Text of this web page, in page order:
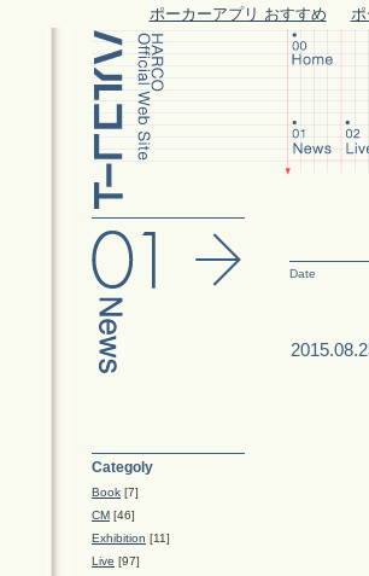
ポーカーアプリ おすすめ
Categoly
Book [7]
CM [46]
Exhibition [11]
Live [97]
Date